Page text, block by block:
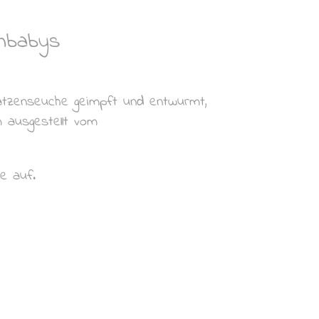
geimpft und entwurmt,
vom
auf.